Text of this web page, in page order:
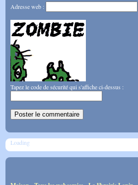
Adresse web :
Tapez le code de sécurité qui s'affiche ci-dessus :
Loading